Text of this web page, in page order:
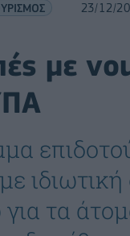
23/12/
με
για τα